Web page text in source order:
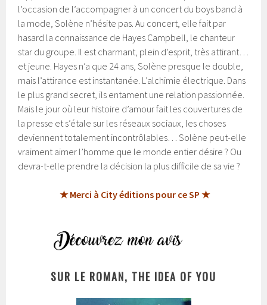
l’occasion de l’accompagner à un concert du boys band à
la mode, Solène n’hésite pas. Au concert, elle fait par
hasard la connaissance de Hayes Campbell, le chanteur
star du groupe. Il est charmant, plein d’esprit, très attirant…
et jeune. Hayes n’a que 24 ans, Solène presque le double,
mais l’attirance est instantanée. L’alchimie électrique. Dans
le plus grand secret, ils entament une relation passionnée.
Mais le jour où leur histoire d’amour fait les couvertures de
la presse et s’étale sur les réseaux sociaux, les choses
deviennent totalement incontrôlables… Solène peut-elle
vraiment aimer l’homme que le monde entier désire ? Ou
devra-t-elle prendre la décision la plus difficile de sa vie ?
★ Merci à City éditions pour ce SP ★
SUR LE ROMAN, THE IDEA OF YOU